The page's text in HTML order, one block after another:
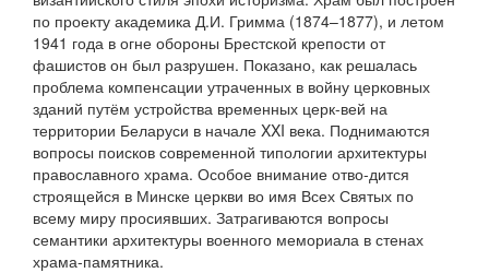
по проекту академика Д.И. Гримма (1874–1877), и летом
1941 года в огне обороны Брестской крепости от
фашистов он был разрушен. Показано, как решалась
проблема компенсации утраченных в войну церковных
зданий путём устройства временных церк-вей на
территории Беларуси в начале XXI века. Поднимаются
вопросы поисков современной типологии архитектуры
православного храма. Особое внимание отво-дится
строящейся в Минске церкви во имя Всех Святых по
всему миру просиявших. Затрагиваются вопросы
семантики архитектуры военного мемориала в стенах
храма-памятника.